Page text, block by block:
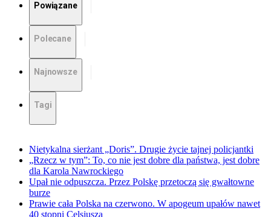
Powiązane
Polecane
Najnowsze
Tagi
Nietykalna sierżant „Doris”. Drugie życie tajnej policjantki
„Rzecz w tym”: To, co nie jest dobre dla państwa, jest dobre
dla Karola Nawrockiego
Upał nie odpuszcza. Przez Polskę przetoczą się gwałtowne
burze
Prawie cała Polska na czerwono. W apogeum upałów nawet
40 stopni Celsjusza